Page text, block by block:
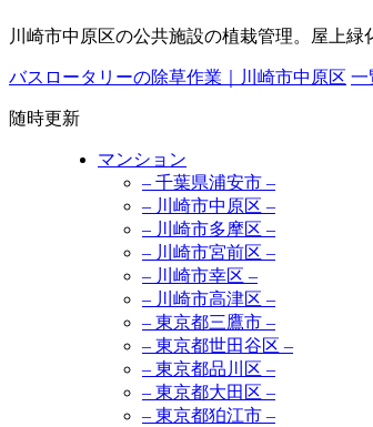
川崎市中原区の公共施設の植栽管理。屋上緑
バスロータリーの除草作業｜川崎市中原区 一
随時更新
マンション
– 千葉県浦安市 –
– 川崎市中原区 –
– 川崎市多摩区 –
– 川崎市宮前区 –
– 川崎市幸区 –
– 川崎市高津区 –
– 東京都三鷹市 –
– 東京都世田谷区 –
– 東京都品川区 –
– 東京都大田区 –
– 東京都狛江市 –